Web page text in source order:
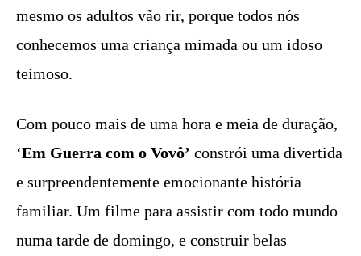
mesmo os adultos vão rir, porque todos nós
conhecemos uma criança mimada ou um idoso
teimoso.
Com pouco mais de uma hora e meia de duração,
‘Em Guerra com o Vovô’ constrói uma divertida
e surpreendentemente emocionante história
familiar. Um filme para assistir com todo mundo
numa tarde de domingo, e construir belas